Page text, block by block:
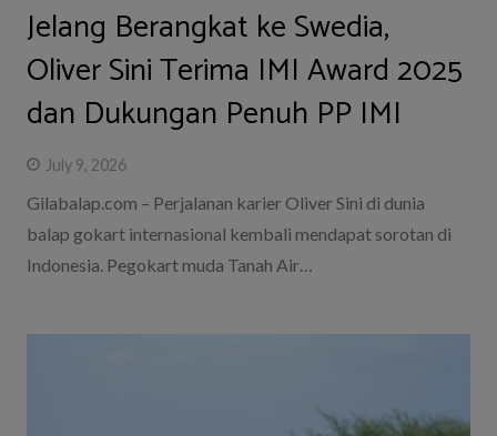
‎Jelang Berangkat ke Swedia,
Oliver Sini Terima IMI Award 2025
dan Dukungan Penuh PP IMI
July 9, 2026
Gilabalap.com – Perjalanan karier Oliver Sini di dunia
balap gokart internasional kembali mendapat sorotan di
Indonesia. Pegokart muda Tanah Air…